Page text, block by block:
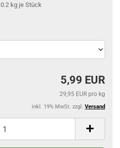
0.2kg je Stück
5,99 EUR
29,95 EUR pro kg
inkl. 19% MwSt. zzgl. Versand